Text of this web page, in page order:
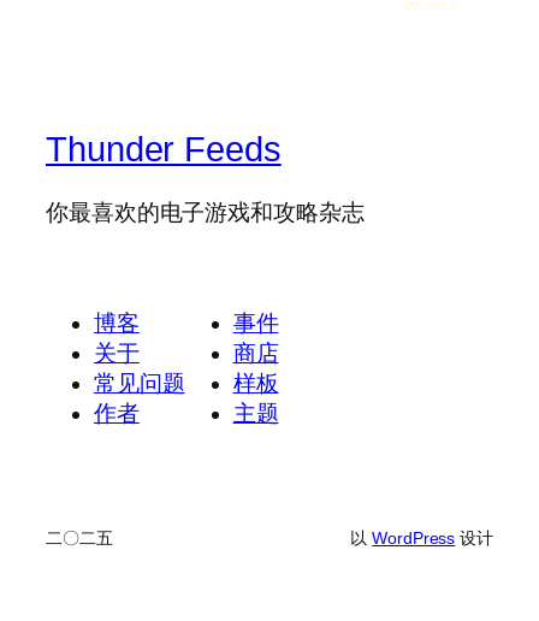
Thunder Feeds
你最喜欢的电子游戏和攻略杂志
博客
关于
常见问题
作者
事件
商店
样板
主题
二〇二五 以WordPress 设计